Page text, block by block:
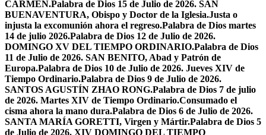
CARMEN.Palabra de Dios 15 de Julio de 2026. SAN
BUENAVENTURA, Obispo y Doctor de la Iglesia.Justa o
injusta la excomunión ahora el regreso.Palabra de Dios martes
14 de julio 2026.Palabra de Dios 12 de Julio de 2026.
DOMINGO XV DEL TIEMPO ORDINARIO.Palabra de Dios
11 de Julio de 2026. SAN BENITO, Abad y Patrón de
Europa.Palabra de Dios 10 de Julio de 2026. Jueves XIV de
Tiempo Ordinario.Palabra de Dios 9 de Julio de 2026.
SANTOS AGUSTÍN ZHAO RONG.Palabra de Dios 7 de julio
de 2026. Martes XIV de Tiempo Ordinario.Consumado el
cisma ahora la mano dura.Palabra de Dios 6 de Julio de 2026.
SANTA MARÍA GORETTI, Virgen y Mártir.Palabra de Dios 5
de Julio de 2026. XIV DOMINGO DEL TIEMPO